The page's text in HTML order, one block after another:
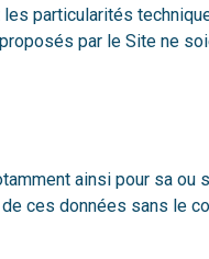
particularités
par le Site ne
ainsi pour sa ou
ces données sans le